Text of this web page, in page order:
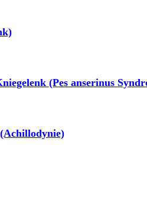
(Pes anserinus